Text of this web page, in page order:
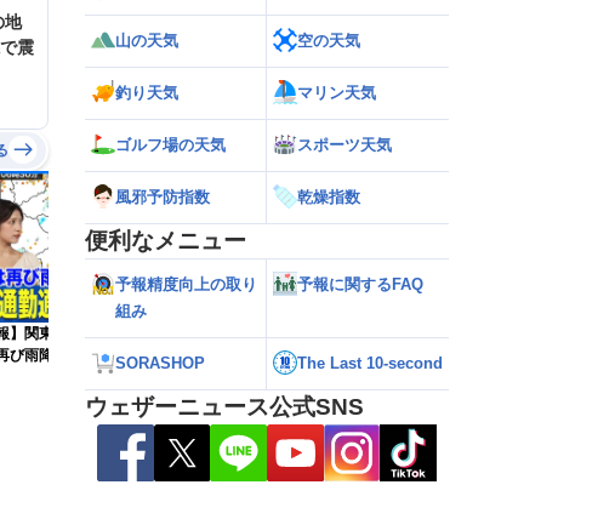
地
震
】関東は通勤通学時も弱い雨
び雨降りやすい
近づいてくる可能性 今後の進路に注意
（6日3時更新）
山の天気 空の天気
釣り天気 マリン天気
ゴルフ場の天気 スポーツ天気
風邪予防指数 乾燥指数
便利なメニュー
予報精度向上の取り
組み
予報に関するFAQ
SORASHOP The Last 10-second
ウェザーニュース公式SNS